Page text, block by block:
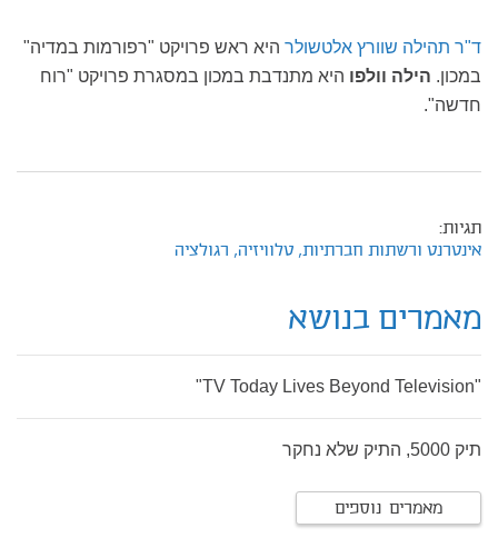
ד"ר תהילה שוורץ אלטשולר היא ראש פרויקט "רפורמות במדיה"
במכון. הילה וולפו היא מתנדבת במכון במסגרת פרויקט "רוח
חדשה".
תגיות:
אינטרנט ורשתות חברתיות, טלוויזיה, רגולציה
מאמרים בנושא
"TV Today Lives Beyond Television"
תיק 5000, התיק שלא נחקר
מאמרים נוספים